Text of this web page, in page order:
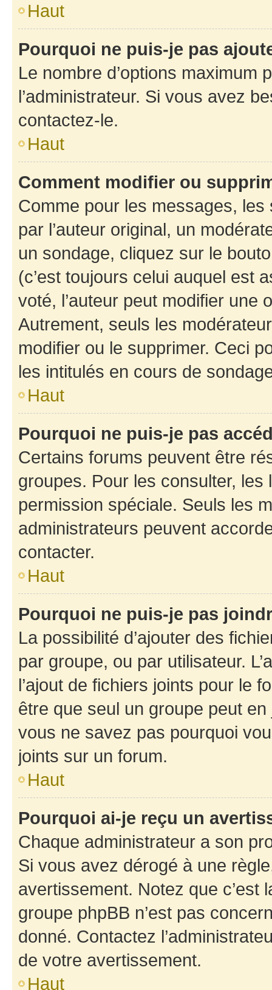
Haut
Pourquoi ne puis-je pas
Le nombre d’options maximum
l’administrateur. Si vous avez
contactez-le.
Haut
Comment modifier ou
Comme pour les messages,
par l’auteur original, un
un sondage, cliquez sur le
(c’est toujours celui auquel est
voté, l’auteur peut modifier une
Autrement, seuls les
modifier ou le supprimer. Ceci
les intitulés en cours de
Haut
Pourquoi ne puis-je pas
Certains forums peuvent être
groupes. Pour les consulter,
permission spéciale. Seuls les
administrateurs peuvent
contacter.
Haut
Pourquoi ne puis-je pas
La possibilité d’ajouter des
par groupe, ou par utilisateur.
l’ajout de fichiers joints pour le
être que seul un groupe peut
vous ne savez pas pourquoi
joints sur un forum.
Haut
Pourquoi ai-je reçu un
Chaque administrateur a son
Si vous avez dérogé à une
avertissement. Notez que c’est
groupe phpBB n’est pas
donné. Contactez
de votre avertissement.
Haut